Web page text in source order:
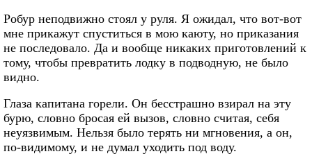
Робур неподвижно стоял у руля. Я ожидал, что вот-вот
мне прикажут спуститься в мою каюту, но приказания
не последовало. Да и вообще никаких приготовлений к
тому, чтобы превратить лодку в подводную, не было
видно.
Глаза капитана горели. Он бесстрашно взирал на эту
бурю, словно бросая ей вызов, словно считая, себя
неуязвимым. Нельзя было терять ни мгновения, а он,
по-видимому, и не думал уходить под воду.